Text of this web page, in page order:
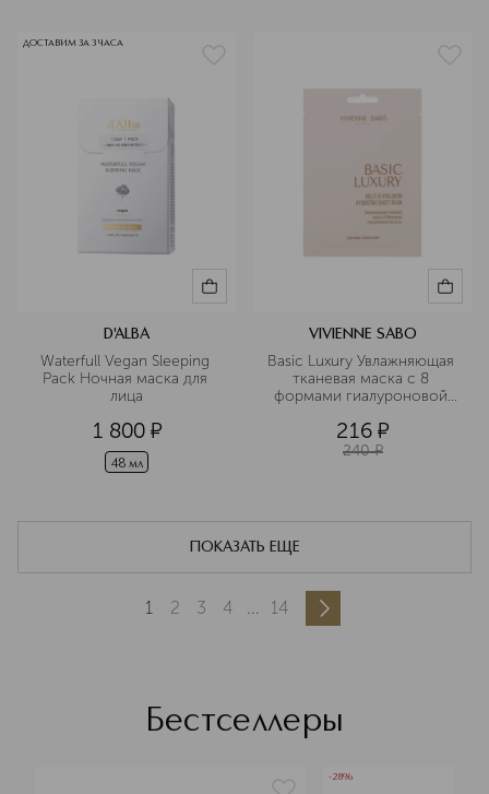
ДОСТАВИМ ЗА 3 ЧАСА
D'ALBA
Waterfull Vegan Sleeping
Pack Ночная маска для
лица
1 800 ¤
48 мл
VIVIENNE SABO
Basic Luxury Увлажняющая
тканевая маска с 8
формами гиалуроновой
216 ¤
240 ¤
ПОКАЗАТЬ ЕЩЕ
1 2 3 4 ... 14
Бестселлеры
-28%